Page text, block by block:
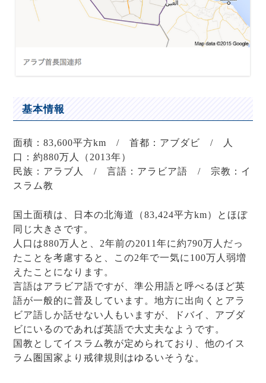
基本情報
面積：83,600平方km / 首都：アブダビ / 人
口：約880万人（2013年）
民族：アラブ人 / 言語：アラビア語 / 宗教：イ
スラム教
国土面積は、日本の北海道（83,424平方km）とほぼ
同じ大きさです。
人口は880万人と、2年前の2011年に約790万人だっ
たことを考慮すると、この2年で一気に100万人弱増
えたことになります。
言語はアラビア語ですが、準公用語と呼べるほど英
語が一般的に普及しています。地方に出向くとアラ
ビア語しか話せない人もいますが、ドバイ、アブダ
ビにいるのであれば英語で大丈夫なようです。
国教としてイスラム教が定められており、他のイス
ラム圏国家より戒律規則はゆるいそうな。